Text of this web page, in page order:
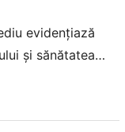
evidențiază
și sănătatea